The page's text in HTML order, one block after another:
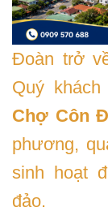
Đoàn trở
Quý
Chợ Côn
phương,
sinh hoạt
đảo.